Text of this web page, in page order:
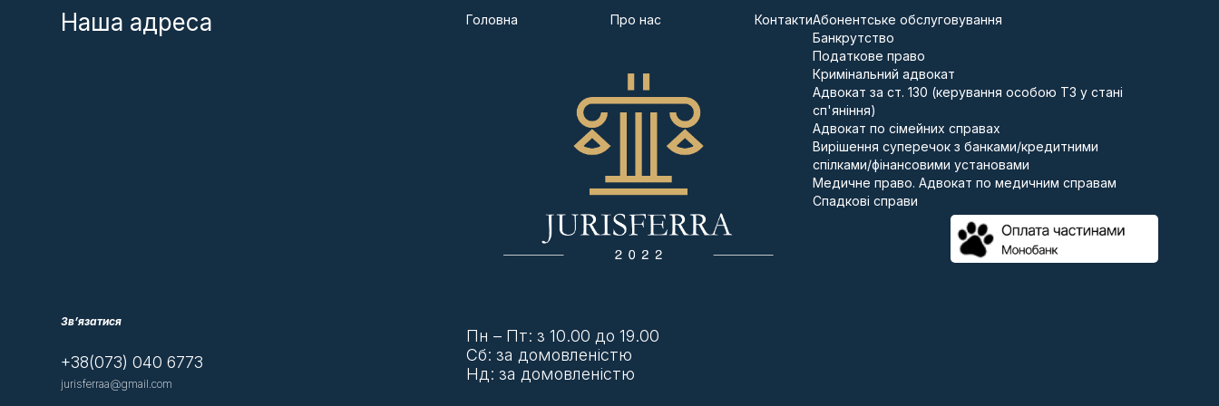
Наша адреса
Зв’язатися
+38(073) 040 6773
jurisferraa@gmail.com
Головна Про нас Контакти
Пн – Пт: з 10.00 до 19.00
Сб: за домовленістю
Нд: за домовленістю
Абонентське обслуговування
Банкрутство
Податкове право
Кримінальний адвокат
Адвокат за ст. 130 (керування особою ТЗ у стані
сп'яніння)
Адвокат по сімейних справах
Вирішення суперечок з банками/кредитними
спілками/фінансовими установами
Медичне право. Адвокат по медичним справам
Спадкові справи